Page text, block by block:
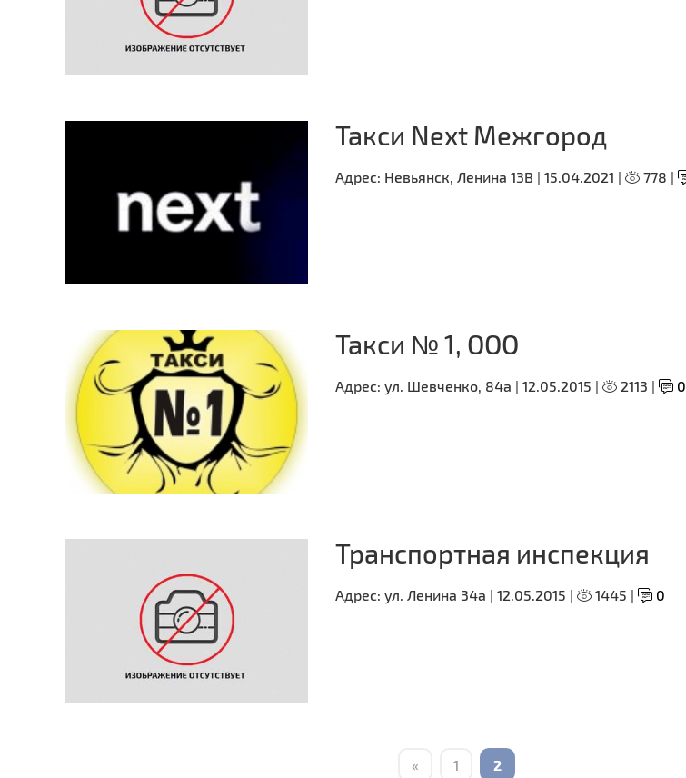
Такси Next Межгород
Адрес: Невьянск, Ленина 13В | 15.04.2021 | 778 |
Такси № 1, ООО
Адрес: ул. Шевченко, 84а | 12.05.2015 | 2113 | 0
Транспортная инспекция
Адрес: ул. Ленина 34а | 12.05.2015 | 1445 | 0
« 1 2